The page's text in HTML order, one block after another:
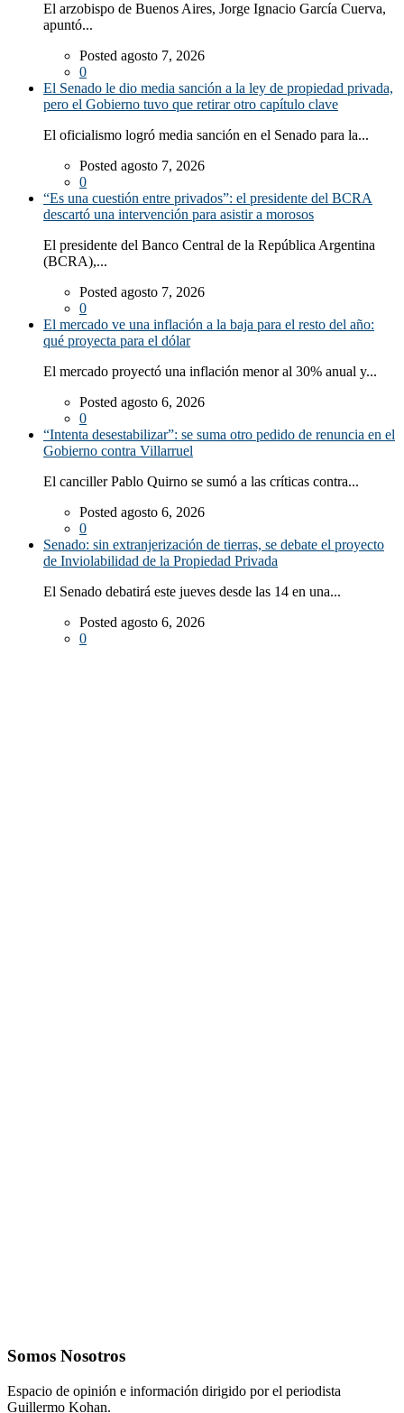
El arzobispo de Buenos Aires, Jorge Ignacio García Cuerva,
apuntó...
Posted agosto 7, 2026
0
El Senado le dio media sanción a la ley de propiedad privada,
pero el Gobierno tuvo que retirar otro capítulo clave
El oficialismo logró media sanción en el Senado para la...
Posted agosto 7, 2026
0
“Es una cuestión entre privados”: el presidente del BCRA
descartó una intervención para asistir a morosos
El presidente del Banco Central de la República Argentina
(BCRA),...
Posted agosto 7, 2026
0
El mercado ve una inflación a la baja para el resto del año:
qué proyecta para el dólar
El mercado proyectó una inflación menor al 30% anual y...
Posted agosto 6, 2026
0
“Intenta desestabilizar”: se suma otro pedido de renuncia en el
Gobierno contra Villarruel
El canciller Pablo Quirno se sumó a las críticas contra...
Posted agosto 6, 2026
0
Senado: sin extranjerización de tierras, se debate el proyecto
de Inviolabilidad de la Propiedad Privada
El Senado debatirá este jueves desde las 14 en una...
Posted agosto 6, 2026
0
Somos Nosotros
Espacio de opinión e información dirigido por el periodista
Guillermo Kohan.